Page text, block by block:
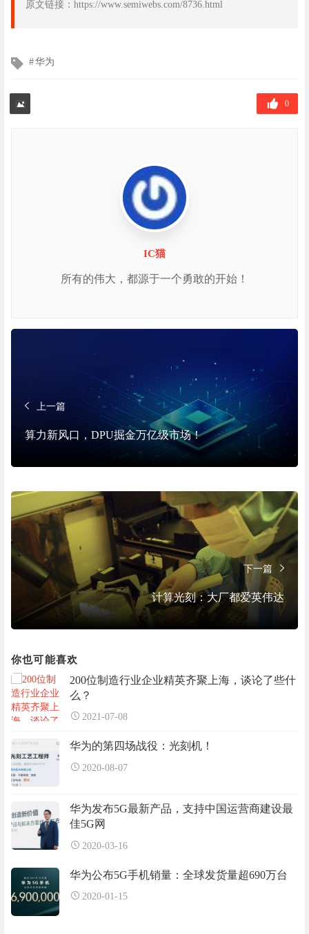
原文链接：https://www.semiwebs.com/8736.html
文
签
华为
0
IC猫
所有的伟大，都源于一个勇敢的开始！
上一篇
算力新风口，DPU掘金万亿级市场！
下一篇
计算光刻：大厂都爱英伟达
你也可能喜欢
200位制造行业企业精英齐聚上海，谈论了些什
么？
2021-07-08
华为的第四场战役：光刻机！
2020-08-07
华为发布5G最新产品，支持中国运营商建设最
佳5G网
2020-03-16
华为公布5G手机销量：全球发货量超690万台
2020-01-15